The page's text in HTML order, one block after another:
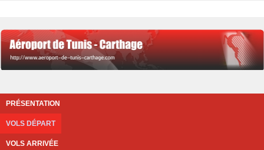
PRÉSENTATION
VOLS DÉPART
VOLS ARRIVÉE